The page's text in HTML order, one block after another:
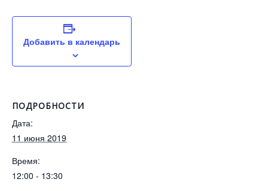
Добавить в календарь
ПОДРОБНОСТИ
Дата:
11 июня 2019
Время:
12:00 - 13:30